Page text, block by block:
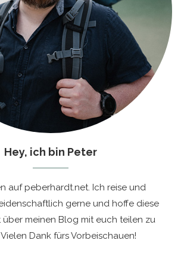
Hey, ich bin Peter
auf peberhardt.net. Ich reise und
gerne und hoffe diese
über meinen Blog mit euch teilen zu
Dank fürs Vorbeischauen!